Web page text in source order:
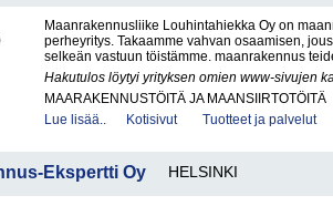
Maanrakennusliike Louhintahiekka Oy on
perheyritys. Takaamme vahvan osaamisen,
selkeän vastuun töistämme. maanrakennus
Hakutulos löytyi yrityksen omien www-sivujen
MAARAKENNUSTÖITÄ JA MAANSIIRTOTÖITÄ
Lue lisää..
Kotisivut Tuotteet ja palvelut
Ekspertti Oy HELSINKI